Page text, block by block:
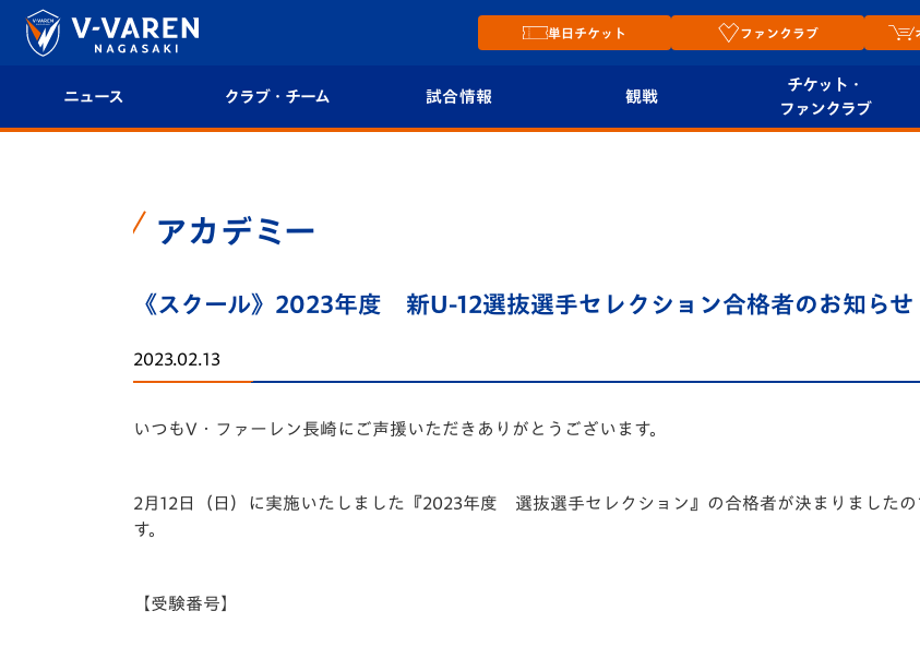
単日チケット ファンクラブ
ニュース クラブ・チーム
選手プロフィール
スタッフプロフィール
クラブハウス（練習
試合情報
フォトギャラリー
スタジアムグルメ
観戦
Revive Team
ヴィヴィくんの長崎
V-EXPRESS（ユニフ
チケット・
ファンクラブ
アカデミー
《スクール》2023年度 新U-12選抜選手セレクション合格者のお知らせ
2023.02.13
いつもV・ファーレン長崎にご声援いただきありがとうございます。
2月12日（日）に実施いたしました『2023年度 選抜選手セレクション』の合格者が決まりました
す。
【受験番号】